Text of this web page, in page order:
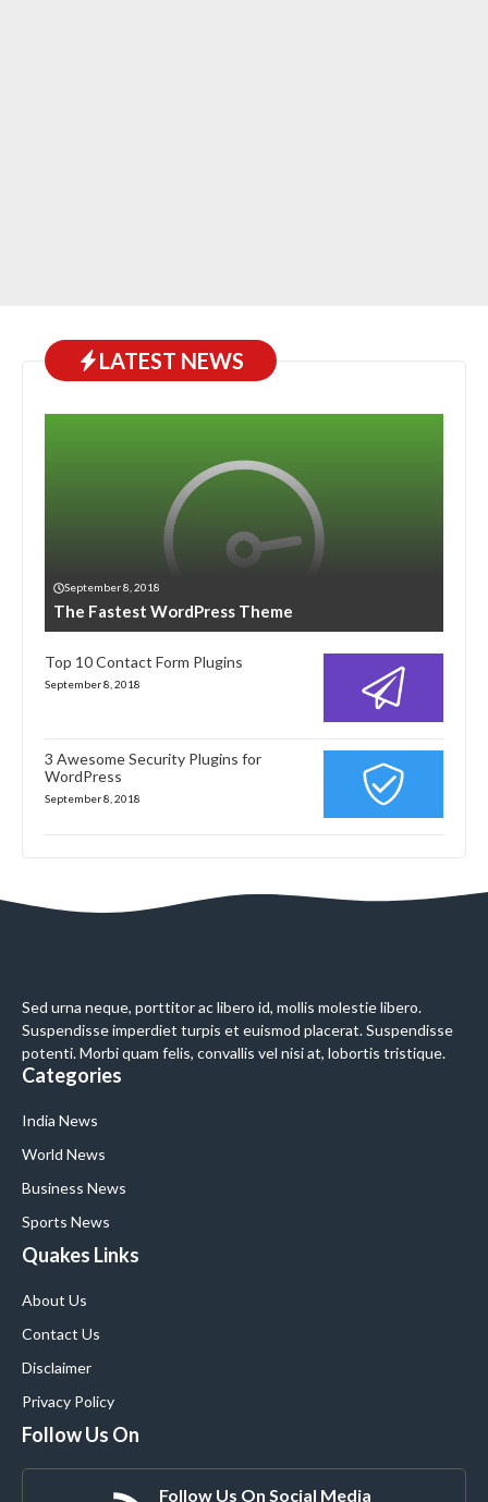
LATEST NEWS
September 8, 2018
The Fastest WordPress Theme
Top 10 Contact Form Plugins
September 8, 2018
3 Awesome Security Plugins for
WordPress
September 8, 2018
Sed urna neque, porttitor ac libero id, mollis molestie libero.
Suspendisse imperdiet turpis et euismod placerat. Suspendisse
potenti. Morbi quam felis, convallis vel nisi at, lobortis tristique.
Categories
India News
World News
Business News
Sports News
Quakes Links
About Us
Contact Us
Disclaimer
Privacy Policy
Follow Us On
Follow Us On Social Media